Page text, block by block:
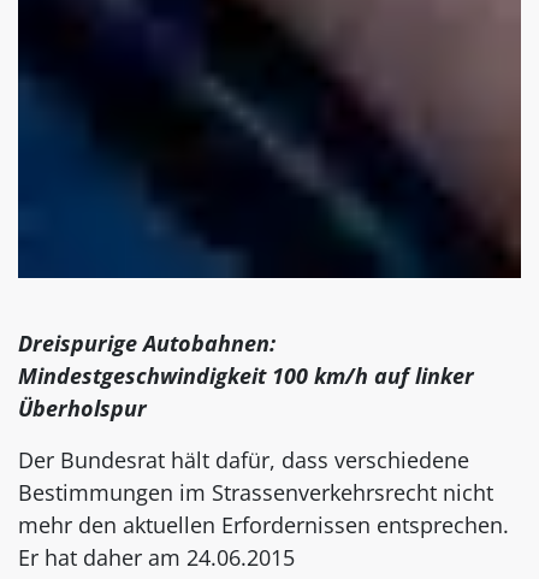
Dreispurige Autobahnen:
Mindestgeschwindigkeit 100 km/h auf linker
Überholspur
Der Bundesrat hält dafür, dass verschiedene
Bestimmungen im Strassenverkehrsrecht nicht
mehr den aktuellen Erfordernissen entsprechen.
Er hat daher am 24.06.2015